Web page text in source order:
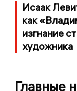
Исаак
как
изгнание
художника
Главные